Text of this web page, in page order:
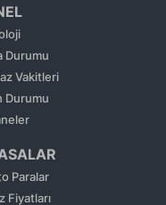
Gaziantep
Gümüşhane
Hakkari
Hatay
Isparta
Durumu
Vakitleri
Durumu
Paralar
Fiyatları